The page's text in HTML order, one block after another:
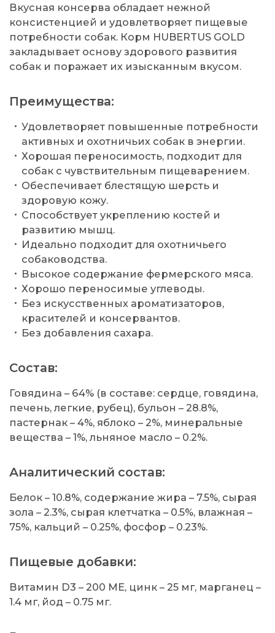
Вкусная консерва обладает нежной
консистенцией и удовлетворяет пищевые
потребности собак. Корм HUBERTUS GOLD
закладывает основу здорового развития
собак и поражает их изысканным вкусом.
Преимущества:
Удовлетворяет повышенные потребности
активных и охотничьих собак в энергии.
Хорошая переносимость, подходит для
собак с чувствительным пищеварением.
Обеспечивает блестящую шерсть и
здоровую кожу.
Способствует укреплению костей и
развитию мышц.
Идеально подходит для охотничьего
собаководства.
Высокое содержание фермерского мяса.
Хорошо переносимые углеводы.
Без искусственных ароматизаторов,
красителей и консервантов.
Без добавления сахара.
Состав:
Говядина – 64% (в составе: сердце, говядина,
печень, легкие, рубец), бульон – 28.8%,
пастернак – 4%, яблоко – 2%, минеральные
вещества – 1%, льняное масло – 0.2%.
Аналитический состав:
Белок – 10.8%, содержание жира – 7.5%, сырая
зола – 2.3%, сырая клетчатка – 0.5%, влажная –
75%, кальций – 0.25%, фосфор – 0.23%.
Пищевые добавки:
Витамин D3 – 200 МЕ, цинк – 25 мг, марганец –
1.4 мг, йод – 0.75 мг.